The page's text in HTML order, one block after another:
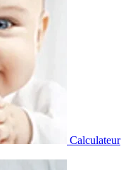
Calculateur